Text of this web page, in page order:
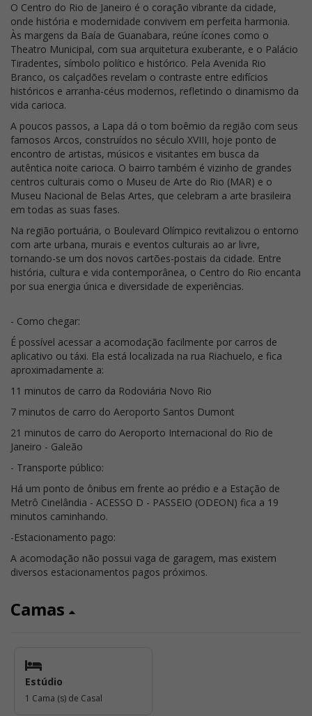
O Centro do Rio de Janeiro é o coração vibrante da cidade,
onde história e modernidade convivem em perfeita harmonia.
Às margens da Baía de Guanabara, reúne ícones como o
Theatro Municipal, com sua arquitetura exuberante, e o Palácio
Tiradentes, símbolo político e histórico. Pela Avenida Rio
Branco, os calçadões revelam o contraste entre edifícios
históricos e arranha-céus modernos, refletindo o dinamismo da
vida carioca.
A poucos passos, a Lapa dá o tom boêmio da região com seus
famosos Arcos, construídos no século XVIII, hoje ponto de
encontro de artistas, músicos e visitantes em busca da
autêntica noite carioca. O bairro também é vizinho de grandes
centros culturais como o Museu de Arte do Rio (MAR) e o
Museu Nacional de Belas Artes, que celebram a arte brasileira
em todas as suas fases.
Na região portuária, o Boulevard Olímpico revitalizou o entorno
com arte urbana, murais e eventos culturais ao ar livre,
tornando-se um dos novos cartões-postais da cidade. Entre
história, cultura e vida contemporânea, o Centro do Rio encanta
por sua energia única e diversidade de experiências.
- Como chegar:
É possível acessar a acomodação facilmente por carros de
aplicativo ou táxi. Ela está localizada na rua Riachuelo, e fica
aproximadamente a:
11 minutos de carro da Rodoviária Novo Rio
7 minutos de carro do Aeroporto Santos Dumont
21 minutos de carro do Aeroporto Internacional do Rio de
Janeiro - Galeão
- Transporte público:
Há um ponto de ônibus em frente ao prédio e a Estação de
Metrô Cinelândia - ACESSO D - PASSEIO (ODEON) fica a 19
minutos caminhando.
-Estacionamento pago:
A acomodação não possui vaga de garagem, mas existem
diversos estacionamentos pagos próximos.
Camas
Estúdio
1 Cama (s) de Casal